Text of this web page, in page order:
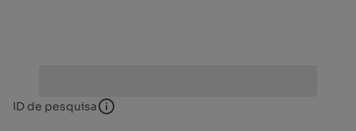
ID de pesquisa ID de pesquisa